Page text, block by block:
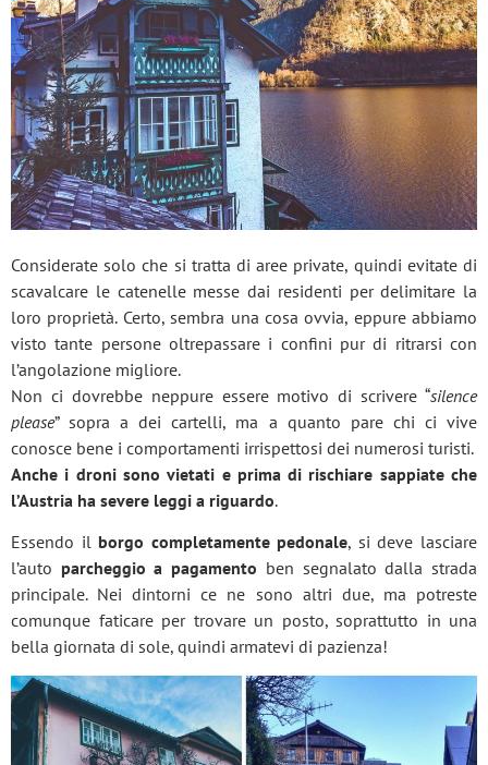
Considerate solo che si tratta di aree private, quindi evitate di
scavalcare le catenelle messe dai residenti per delimitare la
loro proprietà. Certo, sembra una cosa ovvia, eppure abbiamo
visto tante persone oltrepassare i confini pur di ritrarsi con
l’angolazione migliore.
Non ci dovrebbe neppure essere motivo di scrivere “silence
please” sopra a dei cartelli, ma a quanto pare chi ci vive
conosce bene i comportamenti irrispettosi dei numerosi turisti.
Anche i droni sono vietati e prima di rischiare sappiate che
l’Austria ha severe leggi a riguardo.
Essendo il borgo completamente pedonale, si deve lasciare
l’auto parcheggio a pagamento ben segnalato dalla strada
principale. Nei dintorni ce ne sono altri due, ma potreste
comunque faticare per trovare un posto, soprattutto in una
bella giornata di sole, quindi armatevi di pazienza!